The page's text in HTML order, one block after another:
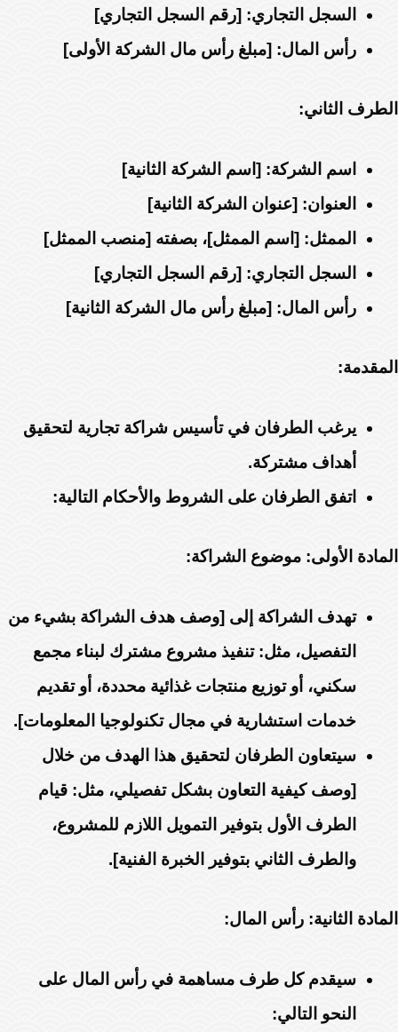
السجل التجاري: [رقم السجل التجاري]
رأس المال: [مبلغ رأس مال الشركة الأولى]
الطرف الثاني:
اسم الشركة: [اسم الشركة الثانية]
العنوان: [عنوان الشركة الثانية]
الممثل: [اسم الممثل]، بصفته [منصب الممثل]
السجل التجاري: [رقم السجل التجاري]
رأس المال: [مبلغ رأس مال الشركة الثانية]
المقدمة:
يرغب الطرفان في تأسيس شراكة تجارية لتحقيق
أهداف مشتركة.
اتفق الطرفان على الشروط والأحكام التالية:
المادة الأولى: موضوع الشراكة:
تهدف الشراكة إلى [وصف هدف الشراكة بشيء من
التفصيل، مثل: تنفيذ مشروع مشترك لبناء مجمع
سكني، أو توزيع منتجات غذائية محددة، أو تقديم
خدمات استشارية في مجال تكنولوجيا المعلومات].
سيتعاون الطرفان لتحقيق هذا الهدف من خلال
[وصف كيفية التعاون بشكل تفصيلي، مثل: قيام
الطرف الأول بتوفير التمويل اللازم للمشروع،
والطرف الثاني بتوفير الخبرة الفنية].
المادة الثانية: رأس المال:
سيقدم كل طرف مساهمة في رأس المال على
النحو التالي: